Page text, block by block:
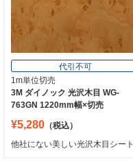
代引不可
1m単位切売
3M ダイノック 光沢木目 WG-
763GN 1220mm幅×切売
¥5,280 （税込）
他社にない美しい光沢木目シート